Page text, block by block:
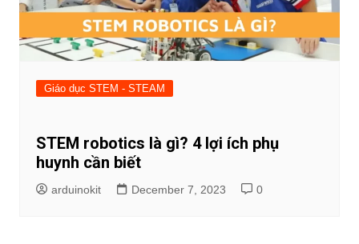
Giáo dục STEM - STEAM
STEM robotics là gì? 4 lợi ích phụ
huynh cần biết
arduinokit December 7, 2023 0